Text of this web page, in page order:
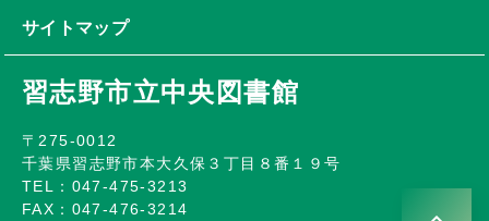
サイトマップ
習志野市立中央図書館
〒275-0012
千葉県習志野市本大久保３丁目８番１９号
TEL：047-475-3213
FAX：047-476-3214